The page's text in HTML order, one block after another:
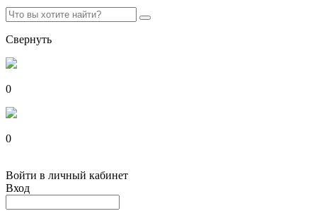
Свернуть
0
0
Войти в личный кабинет
Вход